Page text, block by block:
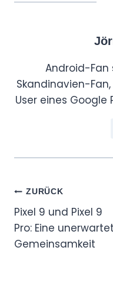
Android-Fan
Skandinavien-
User eines Google
ZURÜCK
Pixel 9 und Pixel 9
Pro: Eine
Gemeinsamkeit